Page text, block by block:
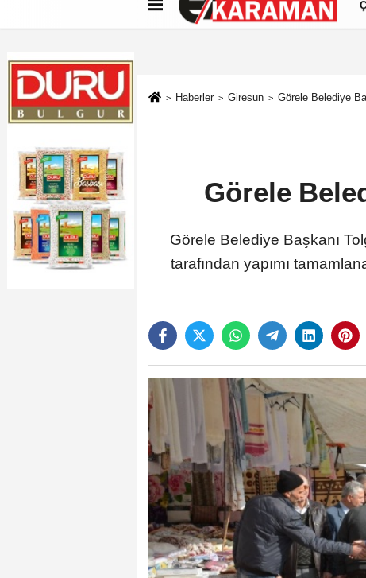
Künye İletişim Çerez Politikası
Haberler Giresun Görele Belediye
Görele
Görele Belediye Başkanı
tarafından yapımı